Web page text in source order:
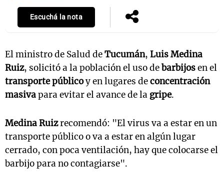
Escuchá la nota
El ministro de Salud deTucumán, Luis Medina
Ruiz, solicitó a la población el uso debarbijosen el
transporte públicoy en lugares deconcentración
masivapara evitar el avance de la gripe.
Medina Ruizrecomendó: "El virus va a estar en un
transporte público o va a estar en algún lugar
cerrado, con poca ventilación, hay que colocarse el
barbijo para no contagiarse".